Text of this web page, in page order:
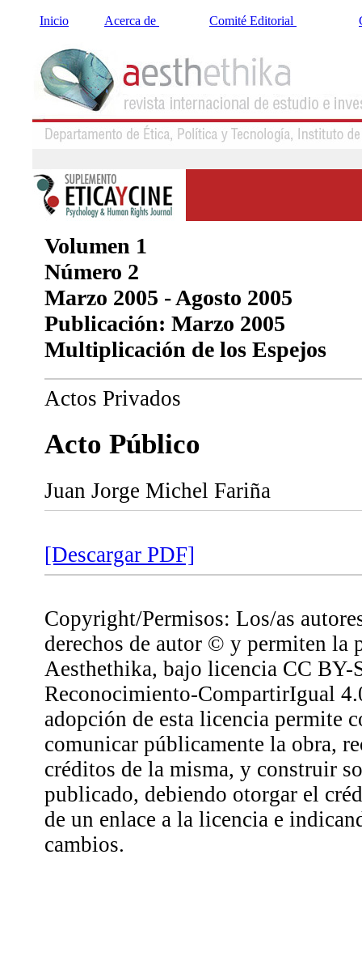
Inicio Acerca de Comité Editorial
Volumen 1
Número 2
Marzo 2005 - Agosto 2005
Publicación: Marzo 2005
Multiplicación de los Espejos
Actos Privados
Acto Público
Juan Jorge Michel Fariña
[Descargar PDF]
Copyright/Permisos: Los/as
derechos de autor © y permiten la
Aesthethika, bajo licencia CC BY-
Reconocimiento-CompartirIgual
adopción de esta licencia permite
comunicar públicamente la obra,
créditos de la misma, y construir
publicado, debiendo otorgar el
de un enlace a la licencia e
cambios.